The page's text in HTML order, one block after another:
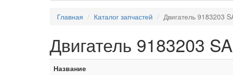
Главная Каталог запчастей Двигатель 9183203
Двигатель 9183203
Название